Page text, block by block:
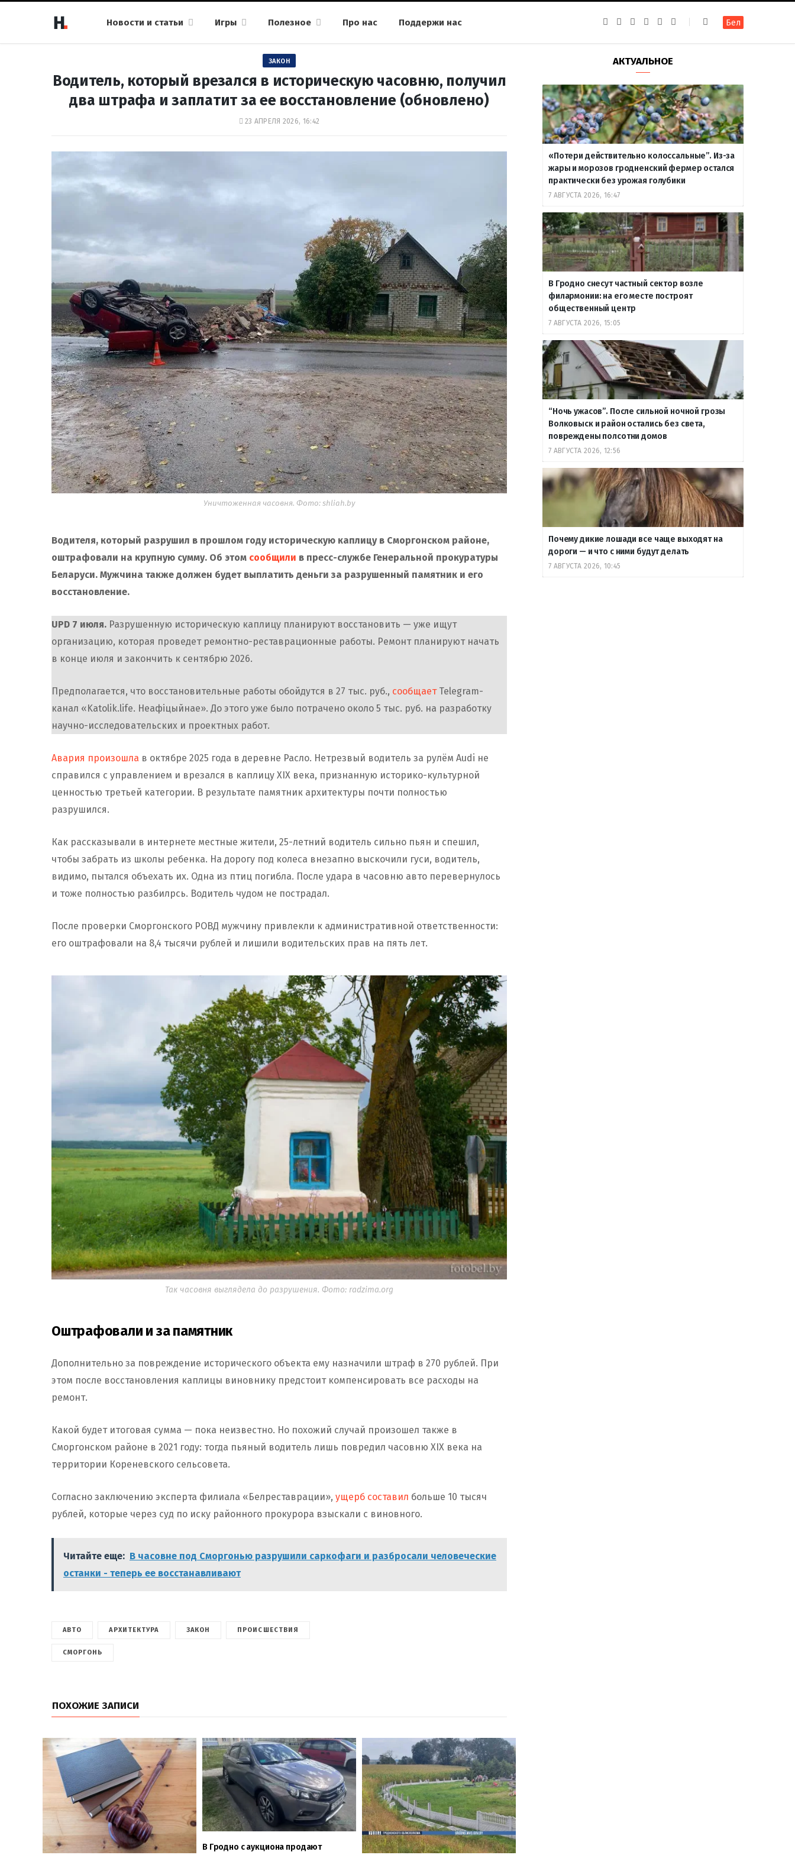
Новости и статьи Игры Полезное Про нас Поддержи нас
k
a
g
a
m
g
r
a
m
u
b
т
е
Бел
ЗАКОН
Водитель, который врезался в историческую часовню, получил
два штрафа и заплатит за ее восстановление (обновлено)
23 АПРЕЛЯ 2026, 16:42
Уничтоженная часовня. Фото: shliah.by
Водителя, который разрушил в прошлом году историческую каплицу в Сморгонском районе,
оштрафовали на крупную сумму. Об этом сообщили в пресс-службе Генеральной прокуратуры
Беларуси. Мужчина также должен будет выплатить деньги за разрушенный памятник и его
восстановление.
UPD 7 июля. Разрушенную историческую каплицу планируют восстановить — уже ищут
организацию, которая проведет ремонтно-реставрационные работы. Ремонт планируют начать
в конце июля и закончить к сентябрю 2026.
Предполагается, что восстановительные работы обойдутся в 27 тыс. руб., сообщаетTelegram-
канал «Katolik.life. Неафіцыйнае». До этого уже было потрачено около 5 тыс. руб. на разработку
научно-исследовательских и проектных работ.
Авария произошла в октябре 2025 года в деревне Расло. Нетрезвый водитель за рулём Audi не
справился с управлением и врезался в каплицу XIX века, признанную историко-культурной
ценностью третьей категории. В результате памятник архитектуры почти полностью
разрушился.
Как рассказывали в интернете местные жители, 25-летний водитель сильно пьян и спешил,
чтобы забрать из школы ребенка. На дорогу под колеса внезапно выскочили гуси, водитель,
видимо, пытался объехать их. Одна из птиц погибла. После удара в часовню авто перевернулось
и тоже полностью разбилрсь. Водитель чудом не пострадал.
После проверки Сморгонского РОВД мужчину привлекли к административной ответственности:
его оштрафовали на 8,4 тысячи рублей и лишили водительских прав на пять лет.
Так часовня выглядела до разрушения. Фото: radzima.org
Оштрафовали и за памятник
Дополнительно за повреждение исторического объекта ему назначили штраф в 270 рублей. При
этом после восстановления каплицы виновнику предстоит компенсировать все расходы на
ремонт.
Какой будет итоговая сумма — пока неизвестно. Но похожий случай произошел также в
Сморгонском районе в 2021 году: тогда пьяный водитель лишь повредил часовню XIX века на
территории Кореневского сельсовета.
Согласно заключению эксперта филиала «Белреставрации», ущерб составил больше 10 тысяч
рублей, которые через суд по иску районного прокурора взыскали с виновного.
Читайте еще: В часовне под Сморгонью разрушили саркофаги и разбросали человеческие
останки - теперь ее восстанавливают
АВТО АРХИТЕКТУРА ЗАКОН ПРОИСШЕСТВИЯ
СМОРГОНЬ
ПОХОЖИЕ ЗАПИСИ
В Гродно с аукциона продают
АКТУАЛЬНОЕ
«Потери действительно колоссальные”. Из-за
жары и морозов гродненский фермер остался
практически без урожая голубики
7 АВГУСТА 2026, 16:47
В Гродно снесут частный сектор возле
филармонии: на его месте построят
общественный центр
7 АВГУСТА 2026, 15:05
“Ночь ужасов”. После сильной ночной грозы
Волковыск и район остались без света,
повреждены полсотни домов
7 АВГУСТА 2026, 12:56
Почему дикие лошади все чаще выходят на
дороги — и что с ними будут делать
7 АВГУСТА 2026, 10:45